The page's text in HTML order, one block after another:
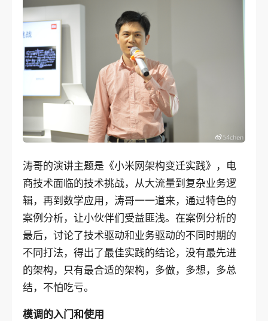
涛哥的演讲主题是《小米网架构变迁实践》，电
商技术面临的技术挑战，从大流量到复杂业务逻
辑，再到数学应用，涛哥一一道来，通过特色的
案例分析，让小伙伴们受益匪浅。在案例分析的
最后，讨论了技术驱动和业务驱动的不同时期的
不同打法，得出了最佳实践的结论，没有最先进
的架构，只有最合适的架构，多做，多想，多总
结，不怕吃亏。
模调的入门和使用